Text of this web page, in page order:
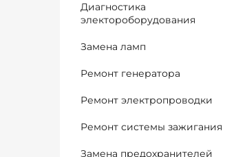
Диагностика
электороборудования
Замена ламп
Ремонт генератора
Ремонт электропроводки
Ремонт системы зажигания
Замена предохранителей